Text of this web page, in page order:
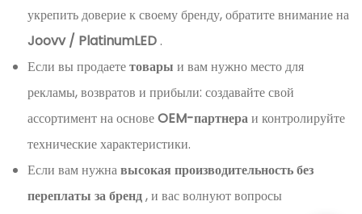
укрепить доверие к своему бренду, обратите внимание на
Joovv / PlatinumLED .
Если вы продаететовары и вам нужно место для
рекламы, возвратов и прибыли: создавайте свой
ассортимент на основеOEM-партнераи контролируйте
технические характеристики.
Если вам нужнавысокая производительность без
переплаты за бренд, и вас волнуют вопросы